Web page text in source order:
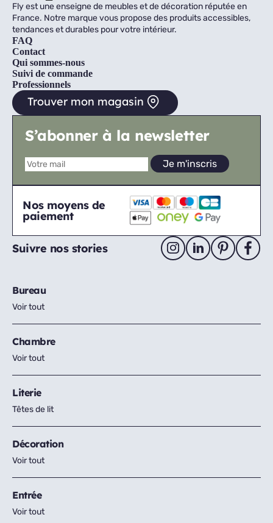
Fly est une enseigne de meubles et de décoration réputée en
France. Notre marque vous propose des produits accessibles,
tendances et durables pour votre intérieur.
FAQ
Contact
Qui sommes-nous
Suivi de commande
Professionnels
Trouver mon magasin
S’abonner à la newsletter
Nos moyens de
paiement
Suivre nos stories
Bureau
Voir tout
Chambre
Voir tout
Literie
Têtes de lit
Décoration
Voir tout
Entrée
Voir tout